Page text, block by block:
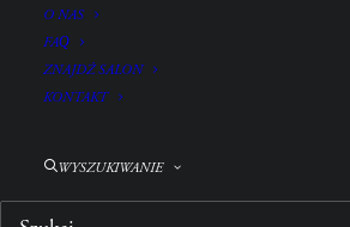
O NAS
FAQ
ZNAJDŹ SALON
KONTAKT
WYSZUKIWANIE